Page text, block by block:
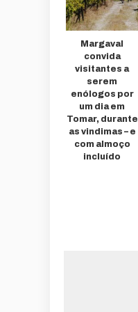
Margaval
convida
visitantes a
serem
enólogos por
um dia em
Tomar, durante
as vindimas – e
com almoço
incluído